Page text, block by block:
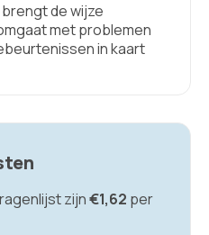
de wijze
met problemen
in kaart
zijn€1,62 per